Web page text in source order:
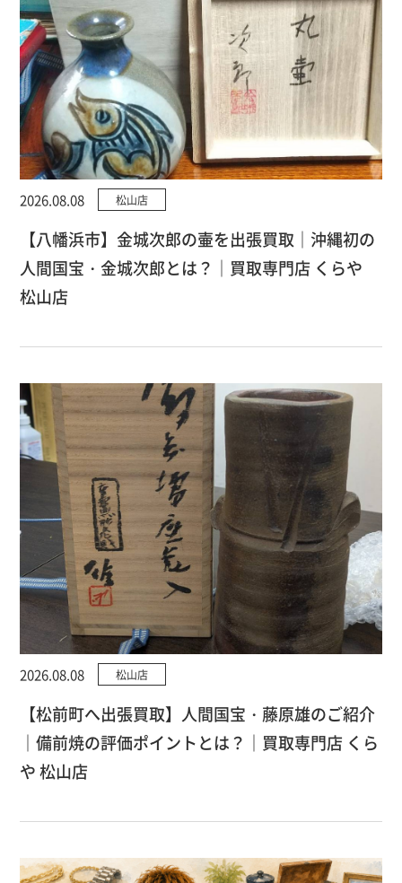
2026.08.08 松山店
【八幡浜市】金城次郎の壷を出張買取｜沖縄初の
人間国宝・金城次郎とは？｜買取専門店 くらや
松山店
2026.08.08 松山店
【松前町へ出張買取】人間国宝・藤原雄のご紹介
｜備前焼の評価ポイントとは？｜買取専門店 くら
や 松山店